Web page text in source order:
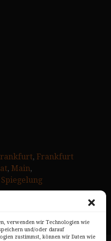
verwenden wir Technologien wie
und/oder darauf
zustimmst, können wir Daten wie
, Frankfurt
, Main
Spiegelung